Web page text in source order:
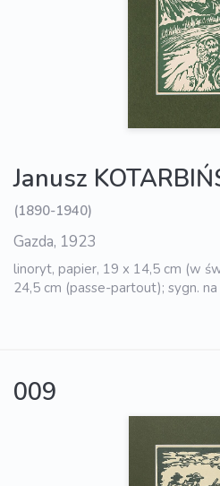
Janusz
(1890-1940)
Gazda, 1923
linoryt, papier, 19 x 14,5 cm (w
24,5 cm (passe-partout); sygn. na
009